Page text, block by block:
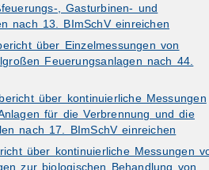
, Gasturbinen- und
nach 13. BImSchV einreichen
über Einzelmessungen von
Feuerungsanlagen nach 44.
über kontinuierliche Messungen
für die Verbrennung und die
nach 17. BImSchV einreichen
über kontinuierliche Messungen
zur biologischen Behandlung von